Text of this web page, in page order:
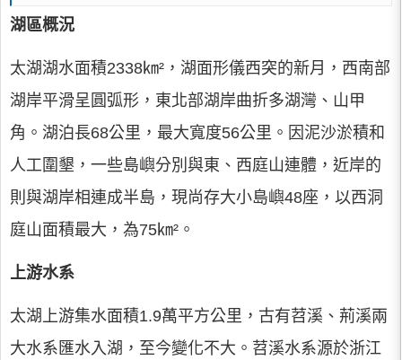
湖區概況
太湖湖水面積2338㎞²，湖面形儀西突的新月，西南部
湖岸平滑呈圓弧形，東北部湖岸曲折多湖灣、山甲
角。湖泊長68公里，最大寬度56公里。因泥沙淤積和
人工圍墾，一些島嶼分別與東、西庭山連體，近岸的
則與湖岸相連成半島，現尚存大小島嶼48座，以西洞
庭山面積最大，為75㎞²。
上游水系
太湖上游集水面積1.9萬平方公里，古有苕溪、荊溪兩
大水系匯水入湖，至今變化不大。苕溪水系源於浙江